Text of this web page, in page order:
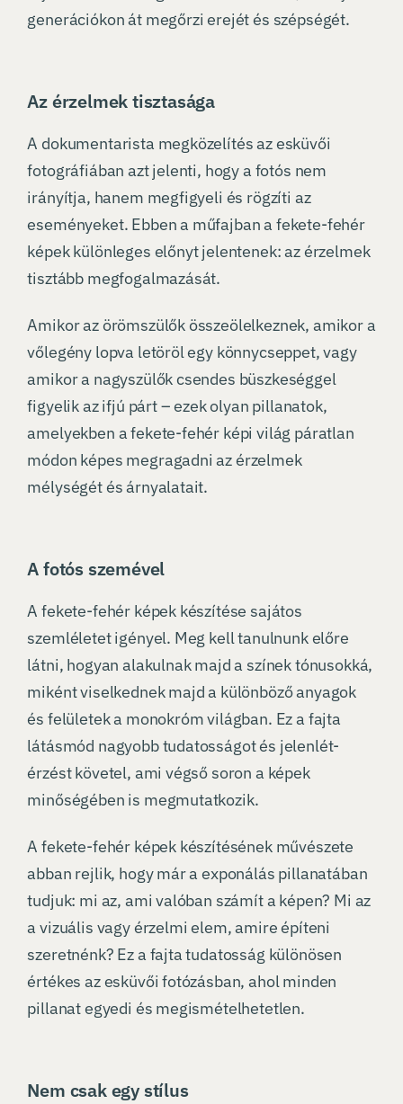
generációkon át megőrzi erejét és szépségét.
Az érzelmek tisztasága
A dokumentarista megközelítés az esküvői
fotográfiában azt jelenti, hogy a fotós nem
irányítja, hanem megfigyeli és rögzíti az
eseményeket. Ebben a műfajban a fekete-fehér
képek különleges előnyt jelentenek: az érzelmek
tisztább megfogalmazását.
Amikor az örömszülők összeölelkeznek, amikor a
vőlegény lopva letöröl egy könnycseppet, vagy
amikor a nagyszülők csendes büszkeséggel
figyelik az ifjú párt – ezek olyan pillanatok,
amelyekben a fekete-fehér képi világ páratlan
módon képes megragadni az érzelmek
mélységét és árnyalatait.
A fotós szemével
A fekete-fehér képek készítése sajátos
szemléletet igényel. Meg kell tanulnunk előre
látni, hogyan alakulnak majd a színek tónusokká,
miként viselkednek majd a különböző anyagok
és felületek a monokróm világban. Ez a fajta
látásmód nagyobb tudatosságot és jelenlét-
érzést követel, ami végső soron a képek
minőségében is megmutatkozik.
A fekete-fehér képek készítésének művészete
abban rejlik, hogy már a exponálás pillanatában
tudjuk: mi az, ami valóban számít a képen? Mi az
a vizuális vagy érzelmi elem, amire építeni
szeretnénk? Ez a fajta tudatosság különösen
értékes az esküvői fotózásban, ahol minden
pillanat egyedi és megismételhetetlen.
Nem csak egy stílus